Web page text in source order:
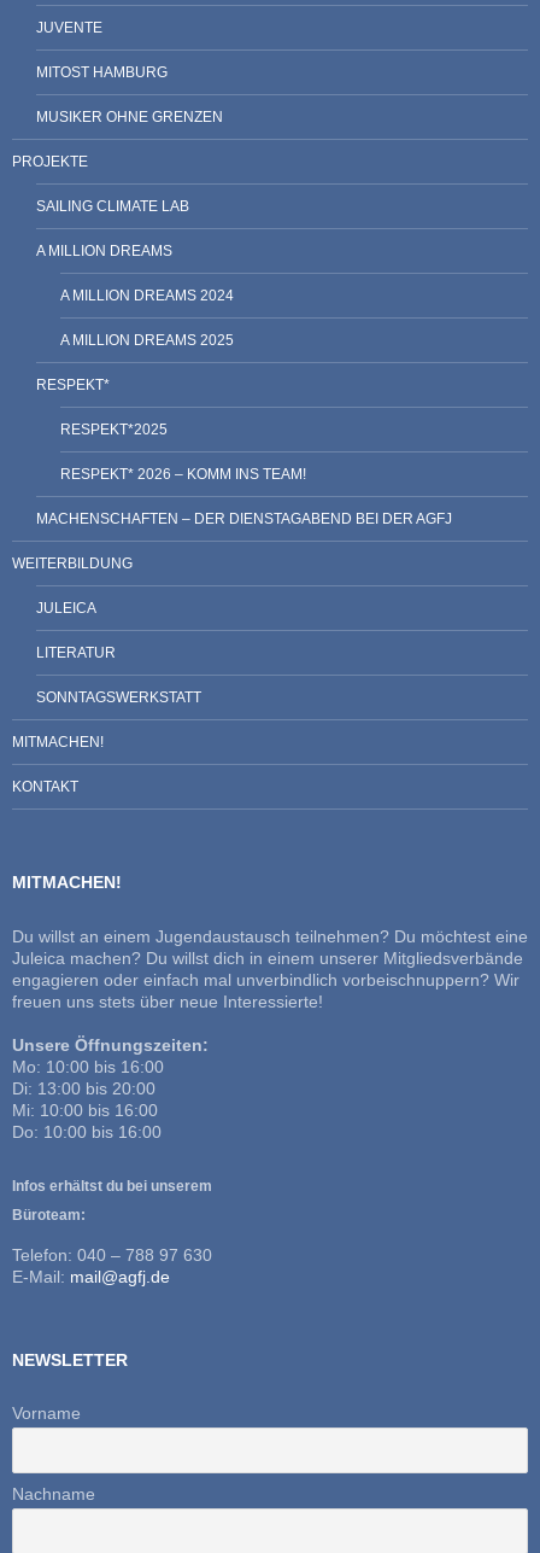
JUVENTE
MITOST HAMBURG
MUSIKER OHNE GRENZEN
PROJEKTE
SAILING CLIMATE LAB
A MILLION DREAMS
A MILLION DREAMS 2024
A MILLION DREAMS 2025
RESPEKT*
RESPEKT*2025
RESPEKT* 2026 – KOMM INS TEAM!
MACHENSCHAFTEN – DER DIENSTAGABEND BEI DER AGFJ
WEITERBILDUNG
JULEICA
LITERATUR
SONNTAGSWERKSTATT
MITMACHEN!
KONTAKT
MITMACHEN!
Du willst an einem Jugendaustausch teilnehmen? Du möchtest eine
Juleica machen? Du willst dich in einem unserer Mitgliedsverbände
engagieren oder einfach mal unverbindlich vorbeischnuppern? Wir
freuen uns stets über neue Interessierte!
Unsere Öffnungszeiten:
Mo: 10:00 bis 16:00
Di: 13:00 bis 20:00
Mi: 10:00 bis 16:00
Do: 10:00 bis 16:00
Infos erhältst du bei unserem
Büroteam:
Telefon: 040 – 788 97 630
E-Mail: mail@agfj.de
NEWSLETTER
Vorname
Nachname